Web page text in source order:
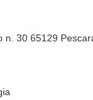
n. 30 65129